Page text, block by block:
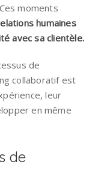
moments
humaines
avec sa clientèle.
de
collaboratif est
leur
en même
de